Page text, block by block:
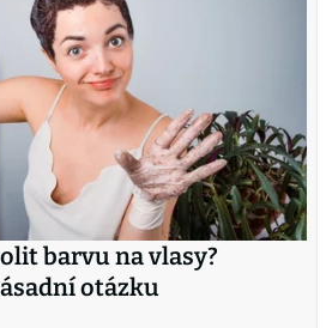
barvu na vlasy?
otázku